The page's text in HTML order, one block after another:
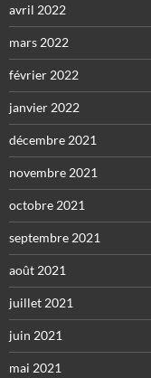
avril 2022
mars 2022
février 2022
janvier 2022
décembre 2021
novembre 2021
octobre 2021
septembre 2021
août 2021
juillet 2021
juin 2021
mai 2021